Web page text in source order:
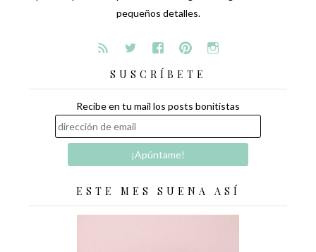
pequeños detalles.
SUSCRÍBETE
Recibe en tu mail los posts bonitistas
ESTE MES SUENA ASÍ